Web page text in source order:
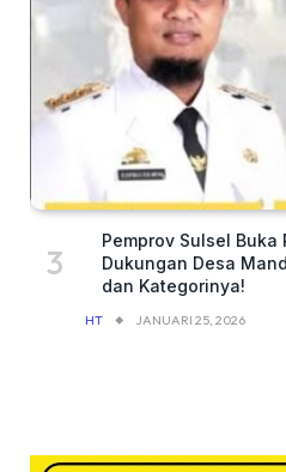
Pemprov Sulsel
Dukungan Desa
dan Kategorinya!
HT JANUARI 25, 2026